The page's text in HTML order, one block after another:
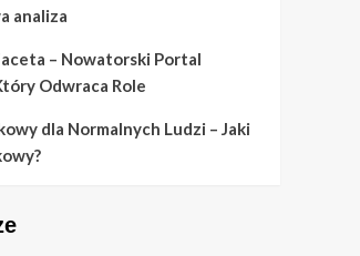
analiza
– Nowatorski Portal
Odwraca Role
dla Normalnych Ludzi – Jaki